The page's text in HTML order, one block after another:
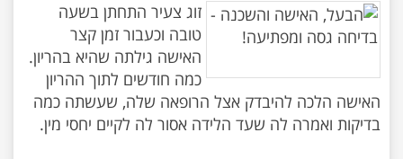
זוג צעיר התחתן בשעה
טובה וכעבור זמן קצר
האישה גילתה שהיא בהריון.
כמה חודשים לתוך ההריון
האישה הלכה להיבדק אצל הרופאה שלה, שעשתה כמה